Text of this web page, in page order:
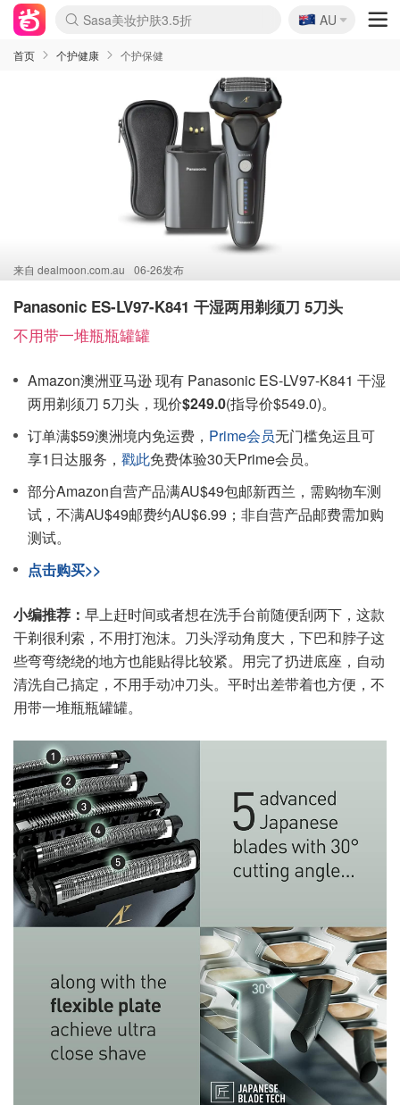
lululemon本周上新
Sasa美妆护肤3.5折
SSENSE年中3折
FreshBeauty好价汇总
Cettire降价+叠9折
Farfetch折上8折
WWS Coles超市实拍
viagogo二手票捡漏
Myer清仓1折起
The Outnet奢牌1折起
David Jones 3折起
Flannels大牌1折
Perfumes Club护肤1折
AMIRO返校季6.2折
Oweek抽奖送Airpods
Amazon折扣汇总
eToro入金$200送$50
Amazon数码好物
ICONIC本周7.5折
ThedoubleF高奢地板价
Moose Knuckles 6折
丝芙兰5折起
EUFY官网3.7折起
Selenichast首饰2折
Trip机票酒店促销
YSL送5件彩妆礼
Amazon家居好物
BIGBANG巡演开票
David Jones时尚3折
Amazon美妆护肤
雅漾大喷$8
过敏原检测盒$33
伊索独家赠50ml沐浴露
科颜氏送高保湿面霜
SEALIFE海洋馆门票6折
丝塔芙大白罐$16
订阅Newsletter送香薰
Cult Beauty 6.8折
Harrods圣诞日历2.3折
LN-CC奢牌私促3折
d'Alba空姐喷雾$16
EVE LOM套装逆天2折
Bernardelli独家4折
Adore Beauty 6折起
CT圣诞日历
Mytheresa奢品2.7折
🇦🇺
AU
首页 个护健康 个护保健
来自 dealmoon.com.au 06-26发布
Panasonic ES-LV97-K841 干湿两用剃须刀 5刀头
不用带一堆瓶瓶罐罐
Amazon澳洲亚马逊 现有 Panasonic ES-LV97-K841 干湿
两用剃须刀 5刀头，现价$249.0(指导价$549.0)。
订单满$59澳洲境内免运费， Prime会员无门槛免运且可
享1日达服务， 戳此免费体验30天Prime会员。
部分Amazon自营产品满AU$49包邮新西兰，需购物车测
试，不满AU$49邮费约AU$6.99；非自营产品邮费需加购
测试。
点击购买>>
小编推荐： 早上赶时间或者想在洗手台前随便刮两下，这款
干剃很利索，不用打泡沫。刀头浮动角度大，下巴和脖子这
些弯弯绕绕的地方也能贴得比较紧。用完了扔进底座，自动
清洗自己搞定，不用手动冲刀头。平时出差带着也方便，不
用带一堆瓶瓶罐罐。